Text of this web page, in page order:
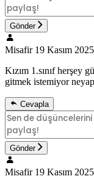
Gönder
Misafir 19 Kasım
Kızım 1.sınıf herşey
gitmek istemiyor
Cevapla
Gönder
Misafir 19 Kasım